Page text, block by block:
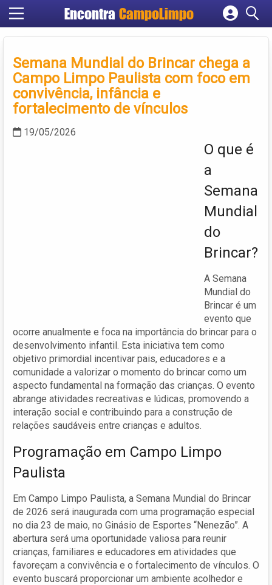
Encontra CampoLimpo
Cadastrar empresa
Criar conta
Semana Mundial do Brincar chega a
Campo Limpo Paulista com foco em
convivência, infância e
fortalecimento de vínculos
19/05/2026
O que é
a
Semana
Mundial
do
Brincar?
A Semana
Mundial do
Brincar é um
evento que
ocorre anualmente e foca na importância do brincar para o
desenvolvimento infantil. Esta iniciativa tem como
objetivo primordial incentivar pais, educadores e a
comunidade a valorizar o momento do brincar como um
aspecto fundamental na formação das crianças. O evento
abrange atividades recreativas e lúdicas, promovendo a
interação social e contribuindo para a construção de
relações saudáveis entre crianças e adultos.
Programação em Campo Limpo
Paulista
Em Campo Limpo Paulista, a Semana Mundial do Brincar
de 2026 será inaugurada com uma programação especial
no dia 23 de maio, no Ginásio de Esportes “Nenezão”. A
abertura será uma oportunidade valiosa para reunir
crianças, familiares e educadores em atividades que
favoreçam a convivência e o fortalecimento de vínculos. O
evento buscará proporcionar um ambiente acolhedor e